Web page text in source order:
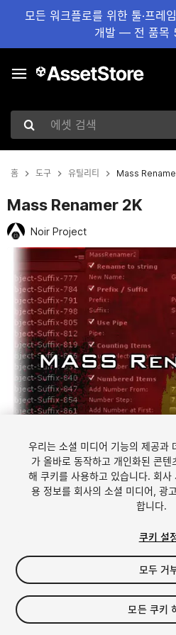
모든 워크플로를 위한 툴·프레
개발 — 전 품목
에셋 검색
홈 도구 유틸리티 Mass
Mass Renamer 2K
Noir Project
현재 슬라이드: 1 / 4
1/4
FREE
in the past week
우리는 소셜 미디어 기능의 제공과
가 올바로 동작하고 개인화된 콘텐
해 쿠키를 사용하고 있습니다. 회
용 정보를 회사의 소셜 미디어, 광
합니다.
쿠키 설
모두 거
모든 쿠키